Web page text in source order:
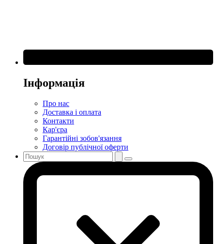
Інформація
Про нас
Доставка і оплата
Контакти
Кар'єра
Гарантійні зобов'язання
Договір публічної оферти